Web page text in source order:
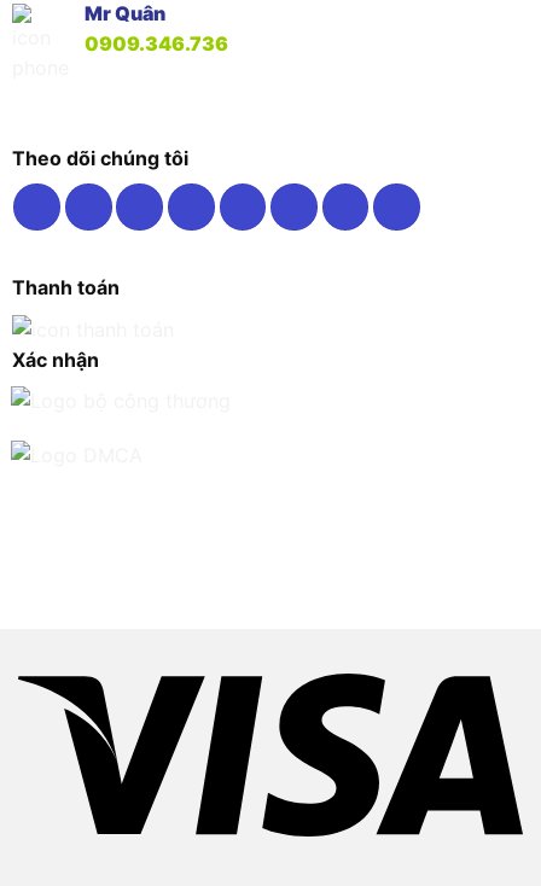
Mr Quân
0909.346.736
Theo dõi chúng tôi
Thanh toán
Xác nhận